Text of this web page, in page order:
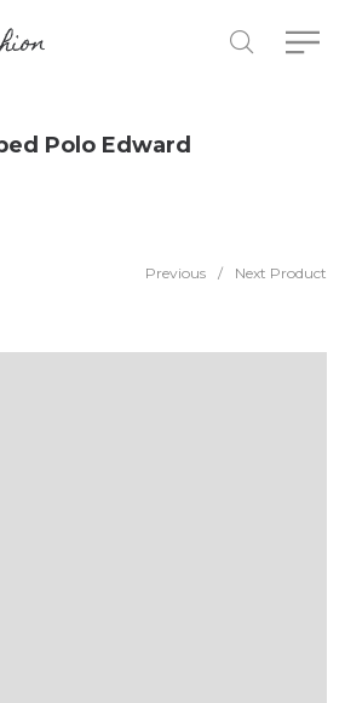
Polo Edward
Previous / Next Product